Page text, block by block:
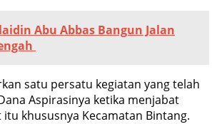
Abu Abbas Bangun Jalan
satu persatu kegiatan yang telah
Aspirasinya ketika menjabat
itu khususnya Kecamatan Bintang.